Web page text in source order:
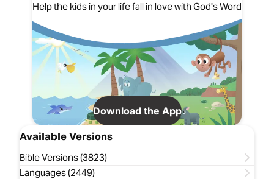
Help the kids in your life fall in love with God's Word
Download the App
Available Versions
Bible Versions (3823)
Languages (2449)